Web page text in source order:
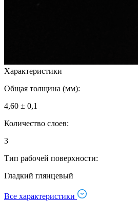
Характеристики
Общая толщина (мм):
4,60 ± 0,1
Количество слоев:
3
Тип рабочей поверхности:
Гладкий глянцевый
Все характеристики